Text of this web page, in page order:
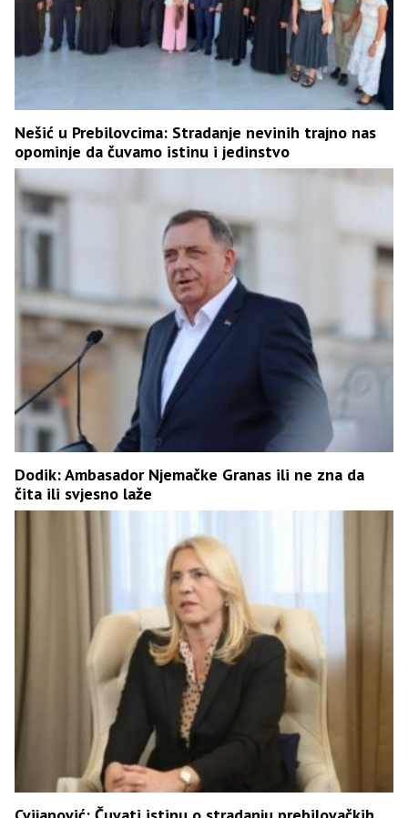
Nešić u Prebilovcima: Stradanje nevinih trajno nas
opominje da čuvamo istinu i jedinstvo
Dodik: Ambasador Njemačke Granas ili ne zna da
čita ili svjesno laže